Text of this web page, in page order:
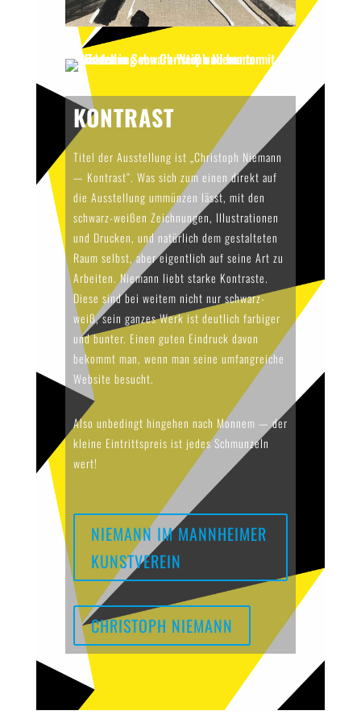
KONTRAST
Titel der Ausstellung ist „Christoph Niemann
— Kontrast“. Was sich zum einen direkt auf
die Ausstellung ummünzen lässt, mit den
schwarz-weißen Zeichnungen, Illustrationen
und Drucken, und natürlich dem gestalteten
Raum selbst, aber eigentlich auf seine Art zu
Arbeiten. Niemann liebt starke Kontraste.
Diese sind bei weitem nicht nur schwarz-
weiß, sein ganzes Werk ist deutlich farbiger
und bunter. Einen guten Eindruck davon
bekommt man, wenn man seine umfangreiche
Website besucht.
Also unbedingt hingehen nach Monnem — der
kleine Eintrittspreis ist jedes Schmunzeln
wert!
NIEMANN IM MANNHEIMER
KUNSTVEREIN
CHRISTOPH NIEMANN